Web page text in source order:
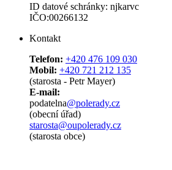
ID datové schránky: njkarvc
IČO:00266132
Kontakt
Telefon: +420 476 109 030
Mobil: +420 721 212 135
(starosta - Petr Mayer)
E-mail:
podatelna@polerady.cz
(obecní úřad)
starosta@oupolerady.cz
(starosta obce)